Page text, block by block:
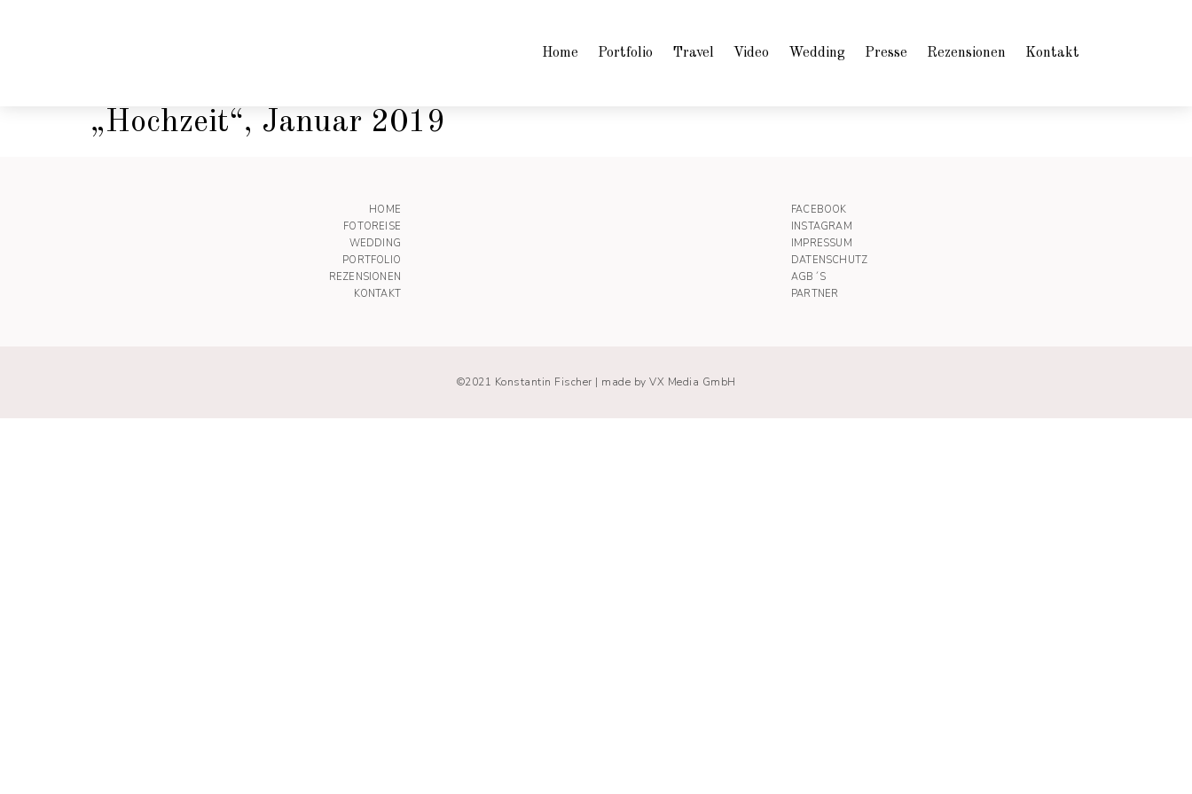
Home Portfolio Travel Video Wedding Presse Rezensionen Kontakt
„Hochzeit“, Januar 2019
HOME
FOTOREISE
WEDDING
PORTFOLIO
REZENSIONEN
KONTAKT
FACEBOOK
INSTAGRAM
IMPRESSUM
DATENSCHUTZ
AGB´S
PARTNER
©2021 Konstantin Fischer | made by VX Media GmbH